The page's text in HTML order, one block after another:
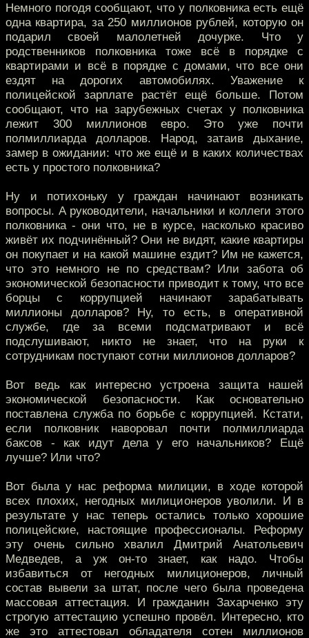
Немного погодя сообщают, что у полковника есть ещё
одна квартира, за 250 миллионов рублей, которую он
подарил своей малолетней дочурке. Что у
родственников полковника тоже всё в порядке с
квартирами и всё в порядке с домами, что все они
ездят на дорогих автомобилях. Уважение к
полицейской зарплате растёт ещё больше. Потом
сообщают, что на зарубежных счетах у полковника
лежит 300 миллионов евро. Это уже почти
полмиллиарда долларов. Народ, затаив дыхание,
замер в ожидании: что же ещё и в каких количествах
есть у простого полковника?
Ну и потихоньку у граждан начинают возникать
вопросы. А руководители, начальники и коллеги этого
полковника - они что, не в курсе, насколько красиво
живёт их подчинённый? Они не видят, какие квартиры
он покупает и на какой машине ездит? Им не кажется,
что это немного не по средствам? Или забота об
экономической безопасности приводит к тому, что все
борцы с коррупцией начинают зарабатывать
миллионы долларов? Ну, то есть, в оперативной
службе, где за всеми подсматривают и всё
подслушивают, никто не знает, что на руки к
сотрудникам поступают сотни миллионов долларов?
Вот ведь как интересно устроена защита нашей
экономической безопасности. Как основательно
поставлена служба по борьбе с коррупцией. Кстати,
если полковник наворовал почти полмиллиарда
баксов - как идут дела у его начальников? Ещё
лучше? Или что?
Вот была у нас реформа милиции, в ходе которой
всех плохих, негодных милиционеров уволили. И в
результате у нас теперь остались только хорошие
полицейские, настоящие профессионалы. Реформу
эту очень сильно хвалил Дмитрий Анатольевич
Медведев, а уж он-то знает, как надо. Чтобы
избавиться от негодных милиционеров, личный
состав вывели за штат, после чего была проведена
массовая аттестация. И гражданин Захарченко эту
строгую аттестацию успешно провёл. Интересно, кто
же это аттестовал обладателя сотен миллионов